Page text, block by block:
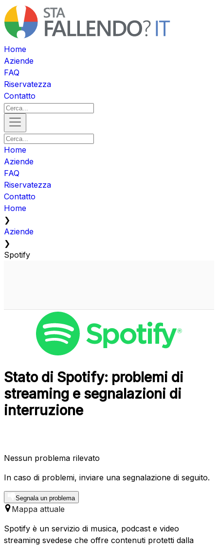
Home
Aziende
FAQ
Riservatezza
Contatto
Home
Aziende
FAQ
Riservatezza
Contatto
Home
❯
Aziende
❯
Spotify
Stato di Spotify: problemi di
streaming e segnalazioni di
interruzione
Nessun problema rilevato
In caso di problemi, inviare una segnalazione di seguito.
Segnala un problema
Mappa attuale
Spotify è un servizio di musica, podcast e video
streaming svedese che offre contenuti protetti dalla